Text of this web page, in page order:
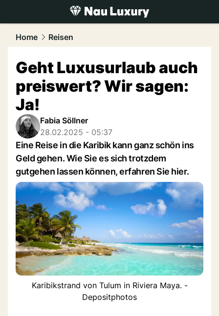
luxury.NAU.ch
Home Reisen
Geht Luxusurlaub auch
preiswert? Wir sagen:
Ja!
Fabia Söllner
28.02.2025 - 05:37
Eine Reise in die Karibik kann ganz schön ins
Geld gehen. Wie Sie es sich trotzdem
gutgehen lassen können, erfahren Sie hier.
Karibikstrand von Tulum in Riviera Maya. -
Depositphotos